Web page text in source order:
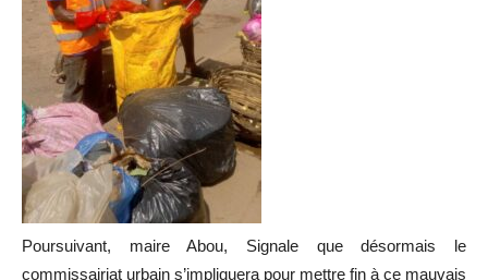
Poursuivant, maire Abou, Signale que désormais le
commissairiat urbain s’impliquera pour mettre fin à ce mauvais